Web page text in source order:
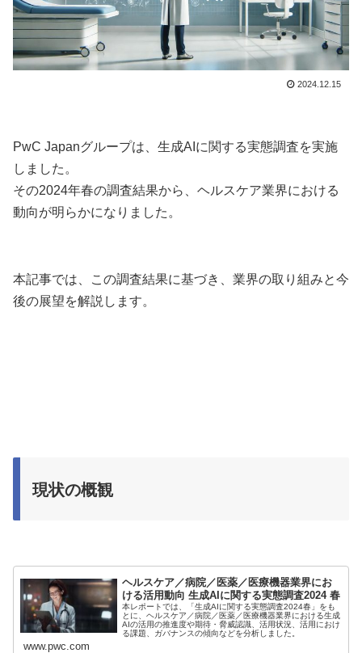
2024.12.15
PwC Japanグループは、生成AIに関する実態調査を実施
しました。
その2024年春の調査結果から、ヘルスケア業界における
動向が明らかになりました。
本記事では、この調査結果に基づき、業界の取り組みと今
後の展望を解説します。
現状の概観
ヘルスケア／病院／医薬／医療機器業界にお
ける活用動向 生成AIに関する実態調査2024 春
本レポートでは、「生成AIに関する実態調査2024春」をも
とに、ヘルスケア／病院／医薬／医療機器業界における生成
AIの活用の推進度や期待・脅威認識、活用状況、活用におけ
る課題、ガバナンスの傾向などを分析しました。
www.pwc.com